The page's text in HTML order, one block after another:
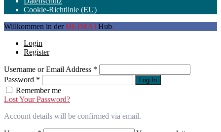
Cookie-Richtlinie (EU)
Willkommen in derHEIMATHub.
Login
Register
Username or Email Address *
Password * Log In
Remember me
Lost Your Password?
Account details will be confirmed via email.